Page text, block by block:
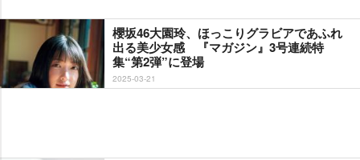
櫻坂46大園玲、ほっこりグラビアであふれ
出る美少女感 『マガジン』3号連続特
集“第2弾”に登場
2025-03-21